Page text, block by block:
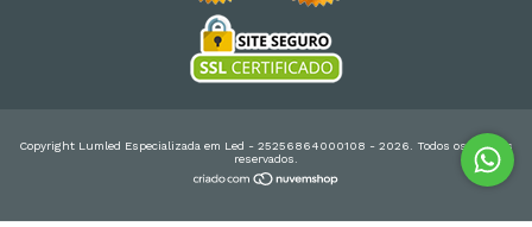
Copyright Lumled Especializada em Led - 25256864000108 - 2026. Todos os direitos
reservados.